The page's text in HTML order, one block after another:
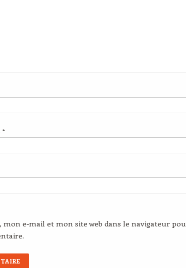
*
e-mail et mon site web dans le navigateur